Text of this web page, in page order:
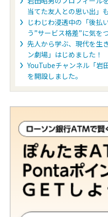
当てた友人との思い出」
じわじわ浸透中の「後払
う”サービス格差”に気を
先人から学ぶ、現代を生
ン劇場」はじめました！
YouTubeチャンネル「岩
を開設しました。